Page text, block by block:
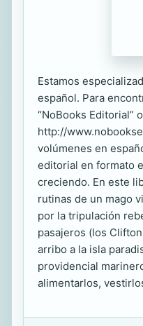
Estamos
español. Para
“NoBooks Editorial”
http://
volúmenes en
editorial en formato
creciendo. En este
rutinas de un mago
por la tripulación
pasajeros (los
arribo a la isla
providencial
alimentarlos,